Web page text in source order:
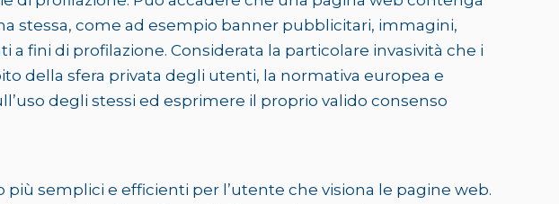
stessa, come ad esempio banner pubblicitari, immagini,
fini di profilazione. Considerata la particolare invasività che i
della sfera privata degli utenti, la normativa europea e
degli stessi ed esprimere il proprio valido consenso
semplici e efficienti per l’utente che visiona le pagine web.